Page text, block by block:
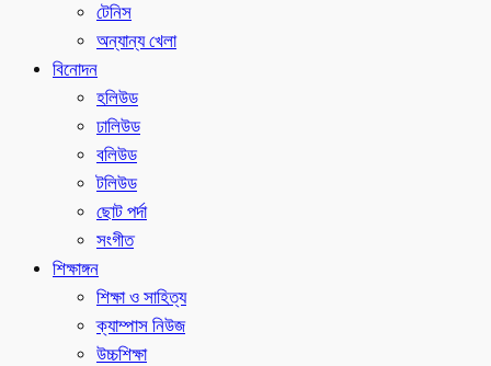
টেনিস
অন্যান্য খেলা
বিনোদন
হলিউড
ঢালিউড
বলিউড
টলিউড
ছোট পর্দা
সংগীত
শিক্ষাঙ্গন
শিক্ষা ও সাহিত্য
ক্যাম্পাস নিউজ
উচ্চশিক্ষা